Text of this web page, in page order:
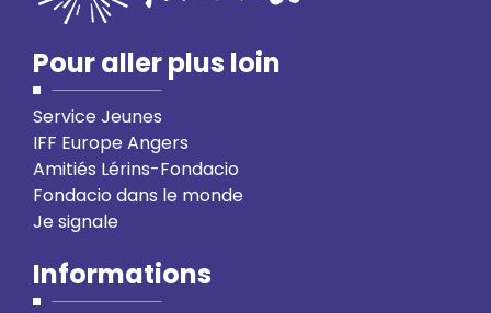
Pour aller plus loin
Service Jeunes
IFF Europe Angers
Amitiés Lérins-Fondacio
Fondacio dans le monde
Je signale
Informations